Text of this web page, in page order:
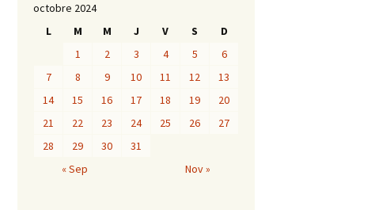
octobre 2024
L
M M J V S
D
1
2 3 4 5
6
7
8 9 10 11 12
13
14
15 16 17 18 19
20
21
22 23 24 25 26
27
28
29 30
31
« Sep
Nov »